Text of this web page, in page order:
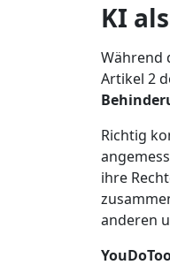
KI
Während
Artikel 2
Richtig
ihre
anderen